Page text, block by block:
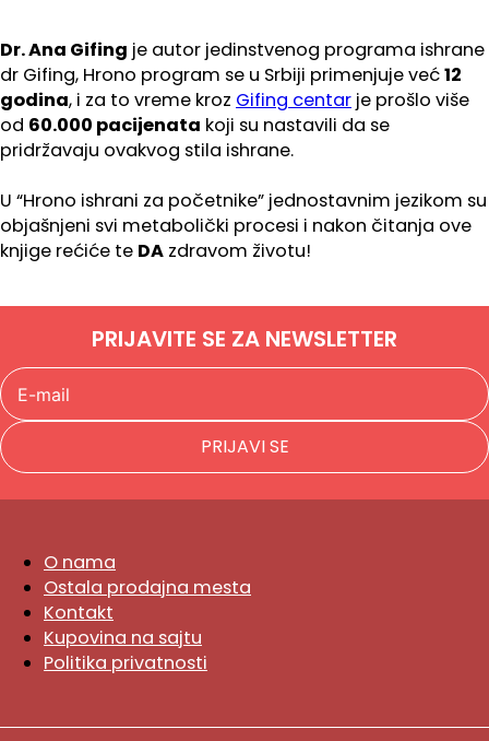
Dr. Ana Gifing je autor jedinstvenog programa ishrane
dr Gifing, Hrono program se u Srbiji primenjuje već12
godina, i za to vreme kroz Gifing centar je prošlo više
od 60.000 pacijenata koji su nastavili da se
pridržavaju ovakvog stila ishrane.
U “Hrono ishrani za početnike” jednostavnim jezikom su
objašnjeni svi metabolički procesi i nakon čitanja ove
knjige rećiće te DA zdravom životu!
PRIJAVITE SE ZA NEWSLETTER
PRIJAVI SE
O nama
Ostala prodajna mesta
Kontakt
Kupovina na sajtu
Politika privatnosti